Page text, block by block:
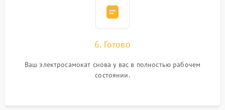
6. Готово
Ваш электросамокат снова у вас в полностью рабочем
состоянии.